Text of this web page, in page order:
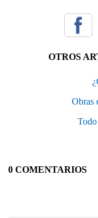
OTROS
Obras
Todo
0 COMENTARIOS